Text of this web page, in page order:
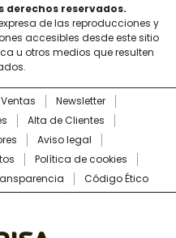
derechos reservados.
de las reproducciones y
accesibles desde este sitio
u otros medios que resulten
Newsletter
Alta de Clientes
Aviso legal
Política de cookies
Código Ético